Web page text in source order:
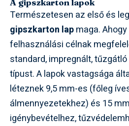
A gipszkarton lapok
Természetesen az első és
gipszkarton lapmaga.
felhasználási célnak
standard, impregnált,
típust. A lapok vastagsága
léteznek 9,5 mm-es (főleg
álmennyezetekhez) és 15
igénybevételhez,